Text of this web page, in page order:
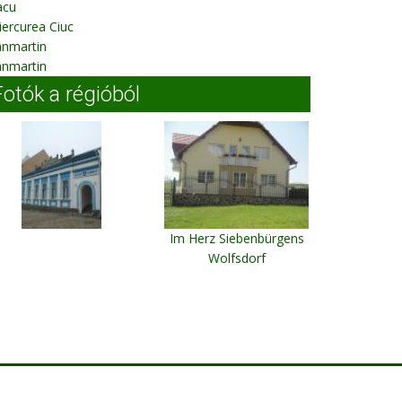
Ciuc
a régióból
Im Herz Siebenbürgens
Wolfsdorf